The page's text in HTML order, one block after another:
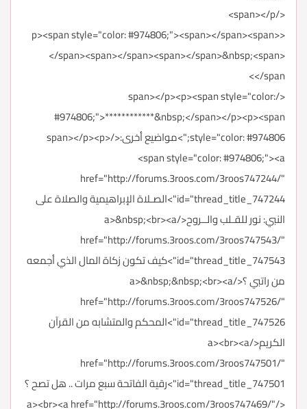
</span></p>
<p><span style="color: #974806;"><span></span><span>
</span><span></span><span></span>&nbsp;<span>
</span>
</span></p><p><span style="color:
#974806;">************&nbsp;</span></p><p><span
style="color: #974806;">مواضيع أخرى:</span></p><p>
<span style="color: #974806;"><a
href="http://forums.3roos.com/3roos747244/"
id="thread_title_747244">الصـلاة الإبراهيمية والصلاة على
النبي: نور للقـلب والــروح</a>&nbsp;<br><a
href="http://forums.3roos.com/3roos747543/"
id="thread_title_747543">كيف تكون زكاة المال الذي أجمعه
من راتبي ؟</a>&nbsp;&nbsp;<br><a
href="http://forums.3roos.com/3roos747526/"
id="thread_title_747526">المحكم والمتشابه من القرآن
الكريم</a><br><a
href="http://forums.3roos.com/3roos747501/"
id="thread_title_747501">رقية الفاتحة سبع مرات .. هل تصح ؟
</a><br><a href="http://forums.3roos.com/3roos747469/"